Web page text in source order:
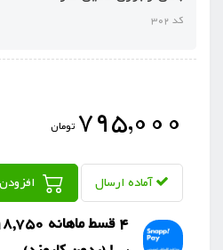
کد 302
795,000 تومان
آماده ارسال